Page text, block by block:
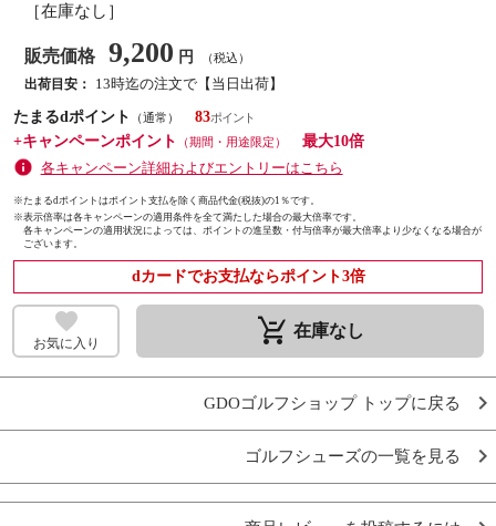
［在庫なし］
販売価格 9,200 円 （税込）
出荷目安：
13時迄の注文で【当日出荷】
たまるdポイント
（通常）
83
+キャンペーンポイント
（期間・用途限定）
最大10倍
各キャンペーン詳細およびエントリーはこちら
※たまるdポイントはポイント支払を除く商品代金(税抜)の1％です。
※表示倍率は各キャンペーンの適用条件を全て満たした場合の最大倍率です。
各キャンペーンの適用状況によっては、ポイントの進呈数・付与倍率が最大倍率より少なくなる場合が
ございます。
dカードでお支払ならポイント3倍
お気に入り remove_shopping_cart 在庫なし
GDOゴルフショップ トップに戻る
ゴルフシューズの一覧を見る